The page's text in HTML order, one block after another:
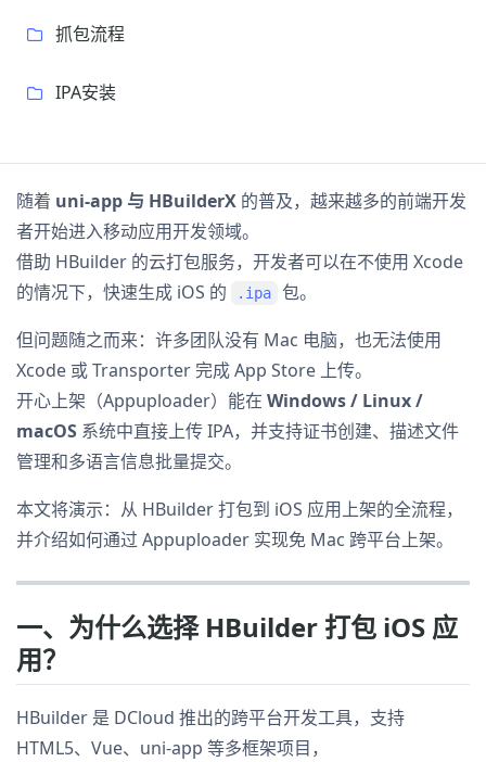
抓包流程
IPA安装
随着 uni-app 与 HBuilderX 的普及，越来越多的前端开发
者开始进入移动应用开发领域。
借助 HBuilder 的云打包服务，开发者可以在不使用 Xcode
的情况下，快速生成 iOS 的
.ipa
包。
但问题随之而来：许多团队没有 Mac 电脑，也无法使用
Xcode 或 Transporter 完成 App Store 上传。
开心上架（Appuploader）能在 Windows / Linux /
macOS 系统中直接上传 IPA，并支持证书创建、描述文件
管理和多语言信息批量提交。
本文将演示：从 HBuilder 打包到 iOS 应用上架的全流程，
并介绍如何通过 Appuploader 实现免 Mac 跨平台上架。
一、为什么选择 HBuilder 打包 iOS 应
用？
HBuilder 是 DCloud 推出的跨平台开发工具，支持
HTML5、Vue、uni-app 等多框架项目，